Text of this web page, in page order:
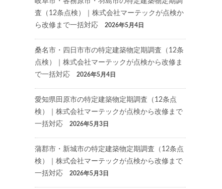
査（12条点検）｜株式会社マーテックが点検か
ら改修まで一括対応
2026年5月4日
桑名市・四日市市の特定建築物定期調査（12条
点検）｜株式会社マーテックが点検から改修ま
で一括対応
2026年5月4日
愛知県田原市の特定建築物定期調査（12条点
検）｜株式会社マーテックが点検から改修まで
一括対応
2026年5月3日
蒲郡市・新城市の特定建築物定期調査（12条点
検）｜株式会社マーテックが点検から改修まで
一括対応
2026年5月3日